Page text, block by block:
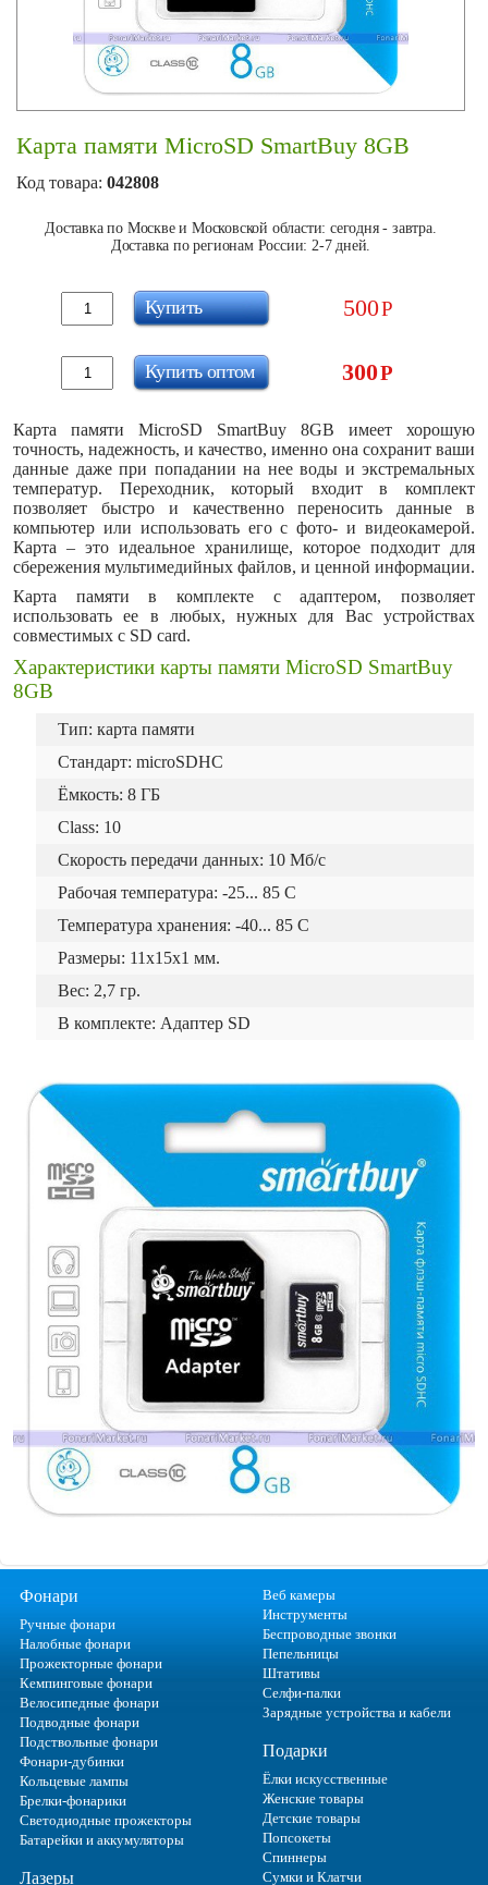
Карта памяти MicroSD SmartBuy 8GB
Код товара: 042808
Доставка по Москве и Московской области: сегодня - завтра.
Доставка по регионам России: 2-7 дней.
500Р
Купить
300Р
Купить оптом
Карта памяти MicroSD SmartBuy 8GB имеет хорошую
точность, надежность, и качество, именно она сохранит ваши
данные даже при попадании на нее воды и экстремальных
температур. Переходник, который входит в комплект
позволяет быстро и качественно переносить данные в
компьютер или использовать его с фото- и видеокамерой.
Карта – это идеальное хранилище, которое подходит для
сбережения мультимедийных файлов, и ценной информации.
Карта памяти в комплекте с адаптером, позволяет
использовать ее в любых, нужных для Вас устройствах
совместимых с SD card.
Характеристики карты памяти MicroSD SmartBuy
8GB
Тип: карта памяти
Стандарт: microSDHC
Ёмкость: 8 ГБ
Class: 10
Скорость передачи данных: 10 Мб/с
Рабочая температура: -25... 85 C
Температура хранения: -40... 85 C
Размеры: 11x15x1 мм.
Вес: 2,7 гр.
В комплекте: Адаптер SD
Фонари
Ручные фонари
Налобные фонари
Прожекторные фонари
Кемпинговые фонари
Велосипедные фонари
Подводные фонари
Подствольные фонари
Фонари-дубинки
Кольцевые лампы
Брелки-фонарики
Светодиодные прожекторы
Батарейки и аккумуляторы
Лазеры
Веб камеры
Инструменты
Беспроводные звонки
Пепельницы
Штативы
Селфи-палки
Зарядные устройства и кабели
Подарки
Ёлки искусственные
Женские товары
Детские товары
Попсокеты
Спиннеры
Сумки и Клатчи